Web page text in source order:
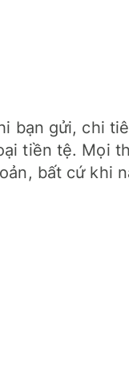
bạn gửi, chi
tiền tệ. Mọi
bất cứ khi